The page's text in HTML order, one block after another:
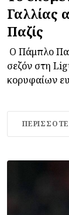
Γαλλίας
Παζίς
Ο Πάμπλο
σεζόν στη
κορυφαίων